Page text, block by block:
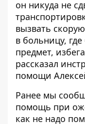
он никуда не
вызвать
в больницу,
предмет,
рассказал
помощи
Ранее мы
помощь при
как не надо